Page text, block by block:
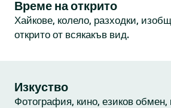
Време на открито
Хайкове, колело, разходки,
открито от всякакъв вид.
Изкуство
Фотография, кино, езиков обмен,